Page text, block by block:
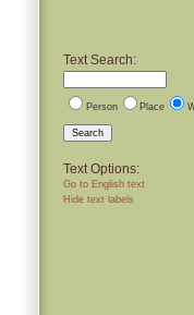
Text Search:
Person Place
Search
Text Options:
Go to English text
Hide text labels